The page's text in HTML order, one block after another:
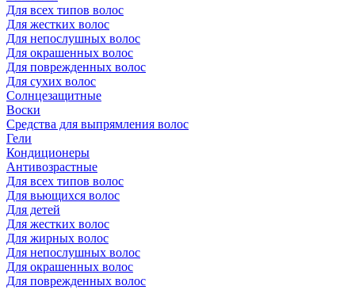
Для всех типов волос
Для жестких волос
Для непослушных волос
Для окрашенных волос
Для поврежденных волос
Для сухих волос
Солнцезащитные
Воски
Средства для выпрямления волос
Гели
Кондиционеры
Антивозрастные
Для всех типов волос
Для вьющихся волос
Для детей
Для жестких волос
Для жирных волос
Для непослушных волос
Для окрашенных волос
Для поврежденных волос